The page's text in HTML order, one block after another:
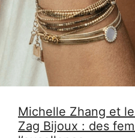
Michelle Zhang et
Zag Bijoux : des